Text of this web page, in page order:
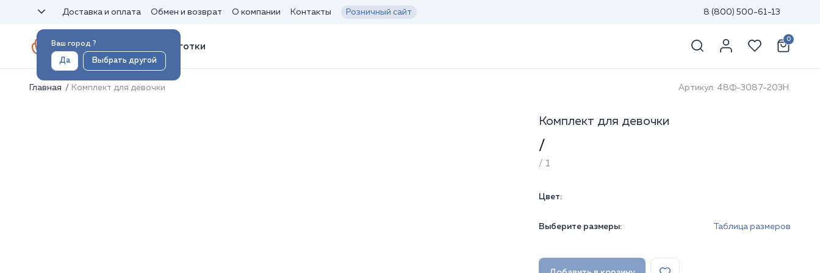
Ваш город ?
Да Выбрать другой
Доставка и оплата Обмен и возврат О компании Контакты Розничный сайт 8 (800) 500-61-13
Носки и колготки
0
Главная Комплект для девочки Артикул: 48Ф-3087-203Н.
Комплект для девочки
/
/ 1
Цвет:
Выберите размеры: Таблица размеров